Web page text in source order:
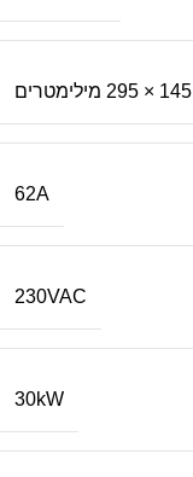
145 × 295 מילימטרים
62A
230VAC
30kW